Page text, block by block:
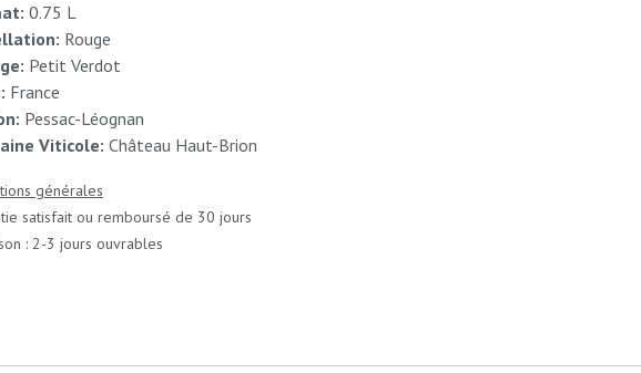
0.75 L
Rouge
Petit Verdot
France
Pessac-Léognan
Viticole: Château Haut-Brion
générales
satisfait ou remboursé de 30 jours
: 2-3 jours ouvrables